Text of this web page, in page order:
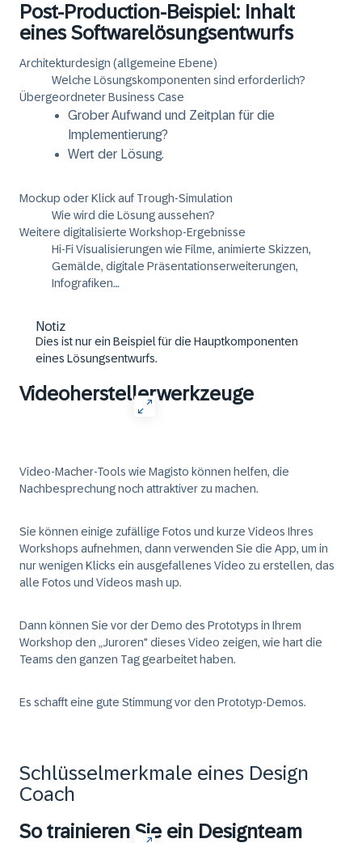
Post-Production-Beispiel: Inhalt
eines Softwarelösungsentwurfs
Architekturdesign (allgemeine Ebene)
Welche Lösungskomponenten sind erforderlich?
Übergeordneter Business Case
Grober Aufwand und Zeitplan für die
Implementierung?
Wert der Lösung.
Mockup oder Klick auf Trough-Simulation
Wie wird die Lösung aussehen?
Weitere digitalisierte Workshop-Ergebnisse
Hi-Fi Visualisierungen wie Filme, animierte Skizzen,
Gemälde, digitale Präsentationserweiterungen,
Infografiken…
Notiz
Dies ist nur ein Beispiel für die Hauptkomponenten
eines Lösungsentwurfs.
Videoherstellerwerkzeuge
Video-Macher-Tools wie Magisto können helfen, die
Nachbesprechung noch attraktiver zu machen.
Sie können einige zufällige Fotos und kurze Videos Ihres
Workshops aufnehmen, dann verwenden Sie die App, um in
nur wenigen Klicks ein ausgefallenes Video zu erstellen, das
alle Fotos und Videos mash up.
Dann können Sie vor der Demo des Prototyps in Ihrem
Workshop den „Juroren" dieses Video zeigen, wie hart die
Teams den ganzen Tag gearbeitet haben.
Es schafft eine gute Stimmung vor den Prototyp-Demos.
Schlüsselmerkmale eines Design
Coach
So trainieren Sie ein Designteam